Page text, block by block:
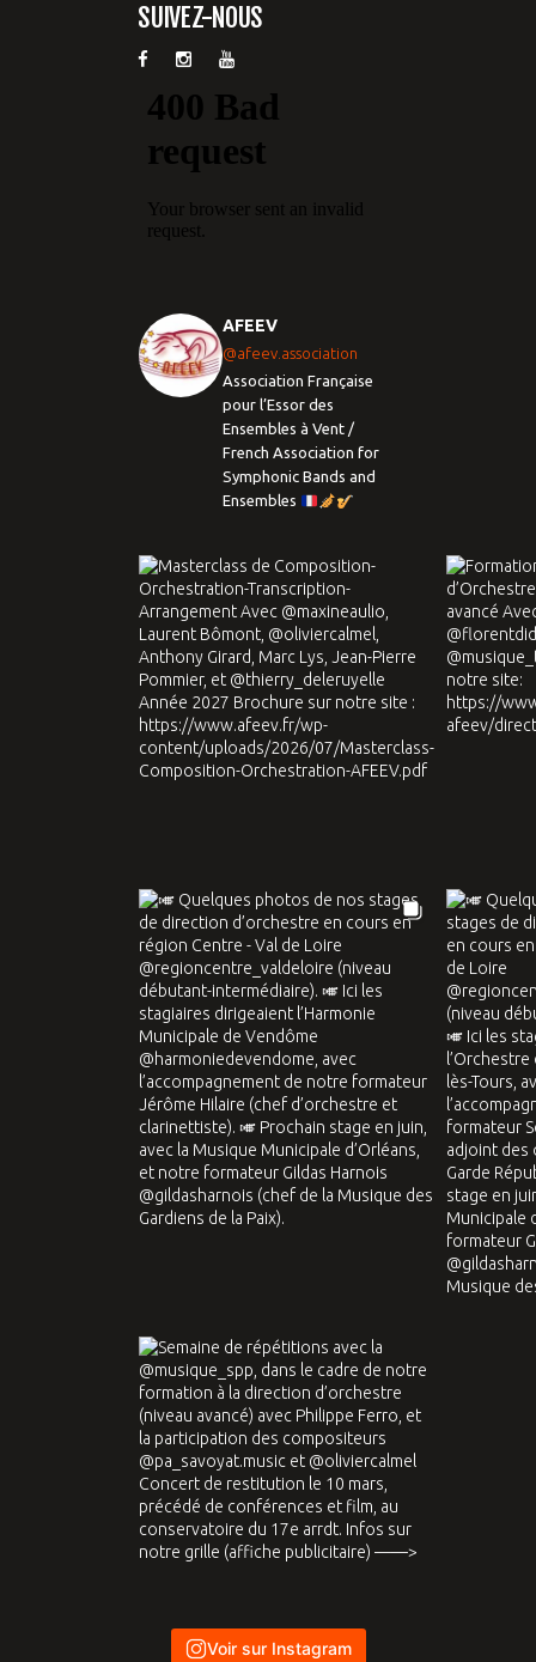
SUIVEZ-NOUS
AFEEV
@afeev.association
Association Française
pour l’Essor des
Ensembles à Vent /
French Association for
Symphonic Bands and
Ensembles
Voir sur Instagram